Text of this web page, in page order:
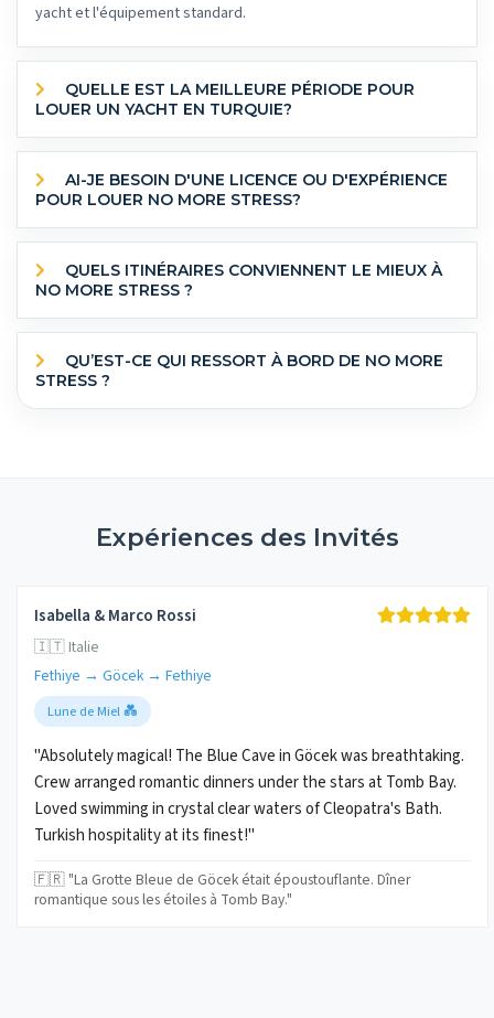
yacht et l'équipement standard.
LOUER UN YACHT EN TURQUIE?
POUR LOUER NO MORE STRESS?
NO MORE STRESS ?
STRESS ?
Expériences des Invités
Isabella & Marco Rossi
🇮🇹 Italie
Fethiye → Göcek → Fethiye
Lune de Miel 💑
"Absolutely magical! The Blue Cave in Göcek was breathtaking.
Crew arranged romantic dinners under the stars at Tomb Bay.
Loved swimming in crystal clear waters of Cleopatra's Bath.
Turkish hospitality at its finest!"
🇫🇷 "La Grotte Bleue de Göcek était époustouflante. Dîner
romantique sous les étoiles à Tomb Bay."